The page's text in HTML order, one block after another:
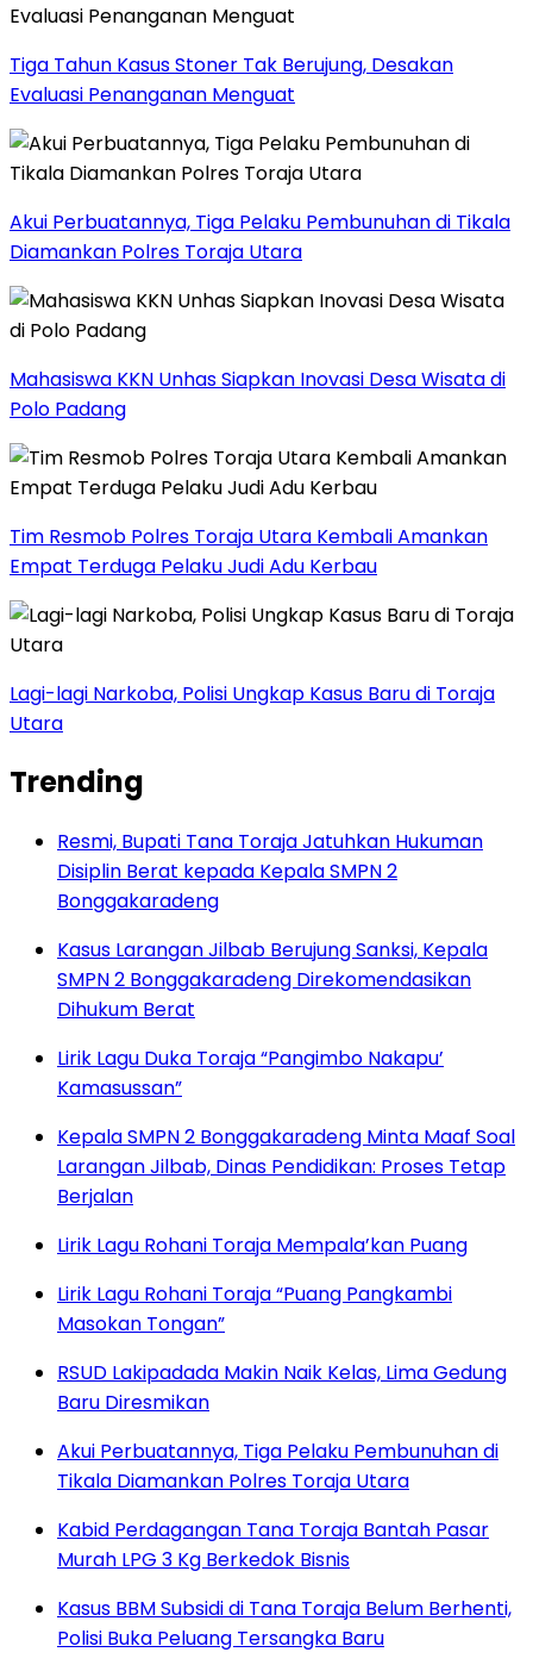
Tiga Tahun Kasus Stoner Tak Berujung, Desakan
Evaluasi Penanganan Menguat
Akui Perbuatannya, Tiga Pelaku Pembunuhan di Tikala
Diamankan Polres Toraja Utara
Mahasiswa KKN Unhas Siapkan Inovasi Desa Wisata di
Polo Padang
Tim Resmob Polres Toraja Utara Kembali Amankan
Empat Terduga Pelaku Judi Adu Kerbau
Lagi-lagi Narkoba, Polisi Ungkap Kasus Baru di Toraja
Utara
Trending
Resmi, Bupati Tana Toraja Jatuhkan Hukuman
Disiplin Berat kepada Kepala SMPN 2
Bonggakaradeng
Kasus Larangan Jilbab Berujung Sanksi, Kepala
SMPN 2 Bonggakaradeng Direkomendasikan
Dihukum Berat
Lirik Lagu Duka Toraja “Pangimbo Nakapu’
Kamasussan”
Kepala SMPN 2 Bonggakaradeng Minta Maaf Soal
Larangan Jilbab, Dinas Pendidikan: Proses Tetap
Berjalan
Lirik Lagu Rohani Toraja Mempala’kan Puang
Lirik Lagu Rohani Toraja “Puang Pangkambi
Masokan Tongan”
RSUD Lakipadada Makin Naik Kelas, Lima Gedung
Baru Diresmikan
Akui Perbuatannya, Tiga Pelaku Pembunuhan di
Tikala Diamankan Polres Toraja Utara
Kabid Perdagangan Tana Toraja Bantah Pasar
Murah LPG 3 Kg Berkedok Bisnis
Kasus BBM Subsidi di Tana Toraja Belum Berhenti,
Polisi Buka Peluang Tersangka Baru